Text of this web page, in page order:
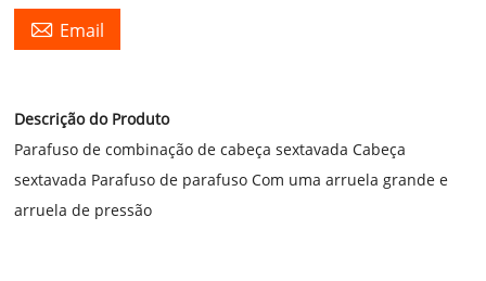
 Email
Descrição do Produto
Parafuso de combinação de cabeça sextavada Cabeça
sextavada Parafuso de parafuso Com uma arruela grande e
arruela de pressão